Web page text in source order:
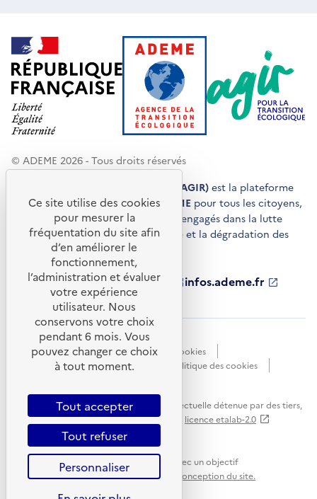
© ADEME 2026 - Tous droits réservés
Agir pour la transition écologique (AGIR) est la plateforme
de conseils et de services de l'ADEME pour tous les citoyens,
acteurs économiques et territoires engagés dans la lutte
contre le réchauffement climatique et la dégradation des
ressources.
ademe.fr
S'ouvre
nouvelle
fenêtre
librairie.ademe.fr
S'ouvre
dans
une
nouvelle
fenêtre
infos.ademe.fr
S'ouvre
nouvelle
ademe.fr/presse
S'ouvre
nouvelle
fenêtre
Accessibilité : non conforme
Données personnelles
Gestion des cookies
Mentions légales
Plan du site
Politique des cookies
dans
nouvelle
Sauf mention explicite de propriété intellectuelle détenue par des tiers,
les contenus de ce site sont proposés sous licence etalab-2.0
Ce site internet est pensé et développé avec un objectif
d'écoconception.En savoir plus sur l'écoconception du site.
Ce site utilise des cookies
pour mesurer la
fréquentation du site afin
d’en améliorer le
fonctionnement,
l’administration et évaluer
votre expérience
utilisateur. Nous
conservons votre choix
pendant 6 mois. Vous
pouvez changer ce choix
à tout moment.
Tout accepter
Tout refuser
Personnaliser